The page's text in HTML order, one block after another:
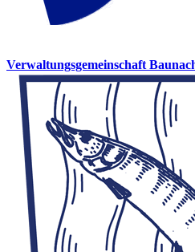
Verwaltungsgemeinschaft